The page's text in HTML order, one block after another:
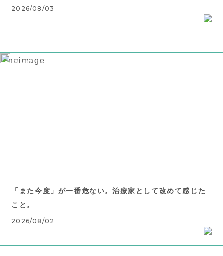
2026/08/03
お知らせ その他の症状
「また今度」が一番危ない。治療家として改めて感じた
こと。
2026/08/02